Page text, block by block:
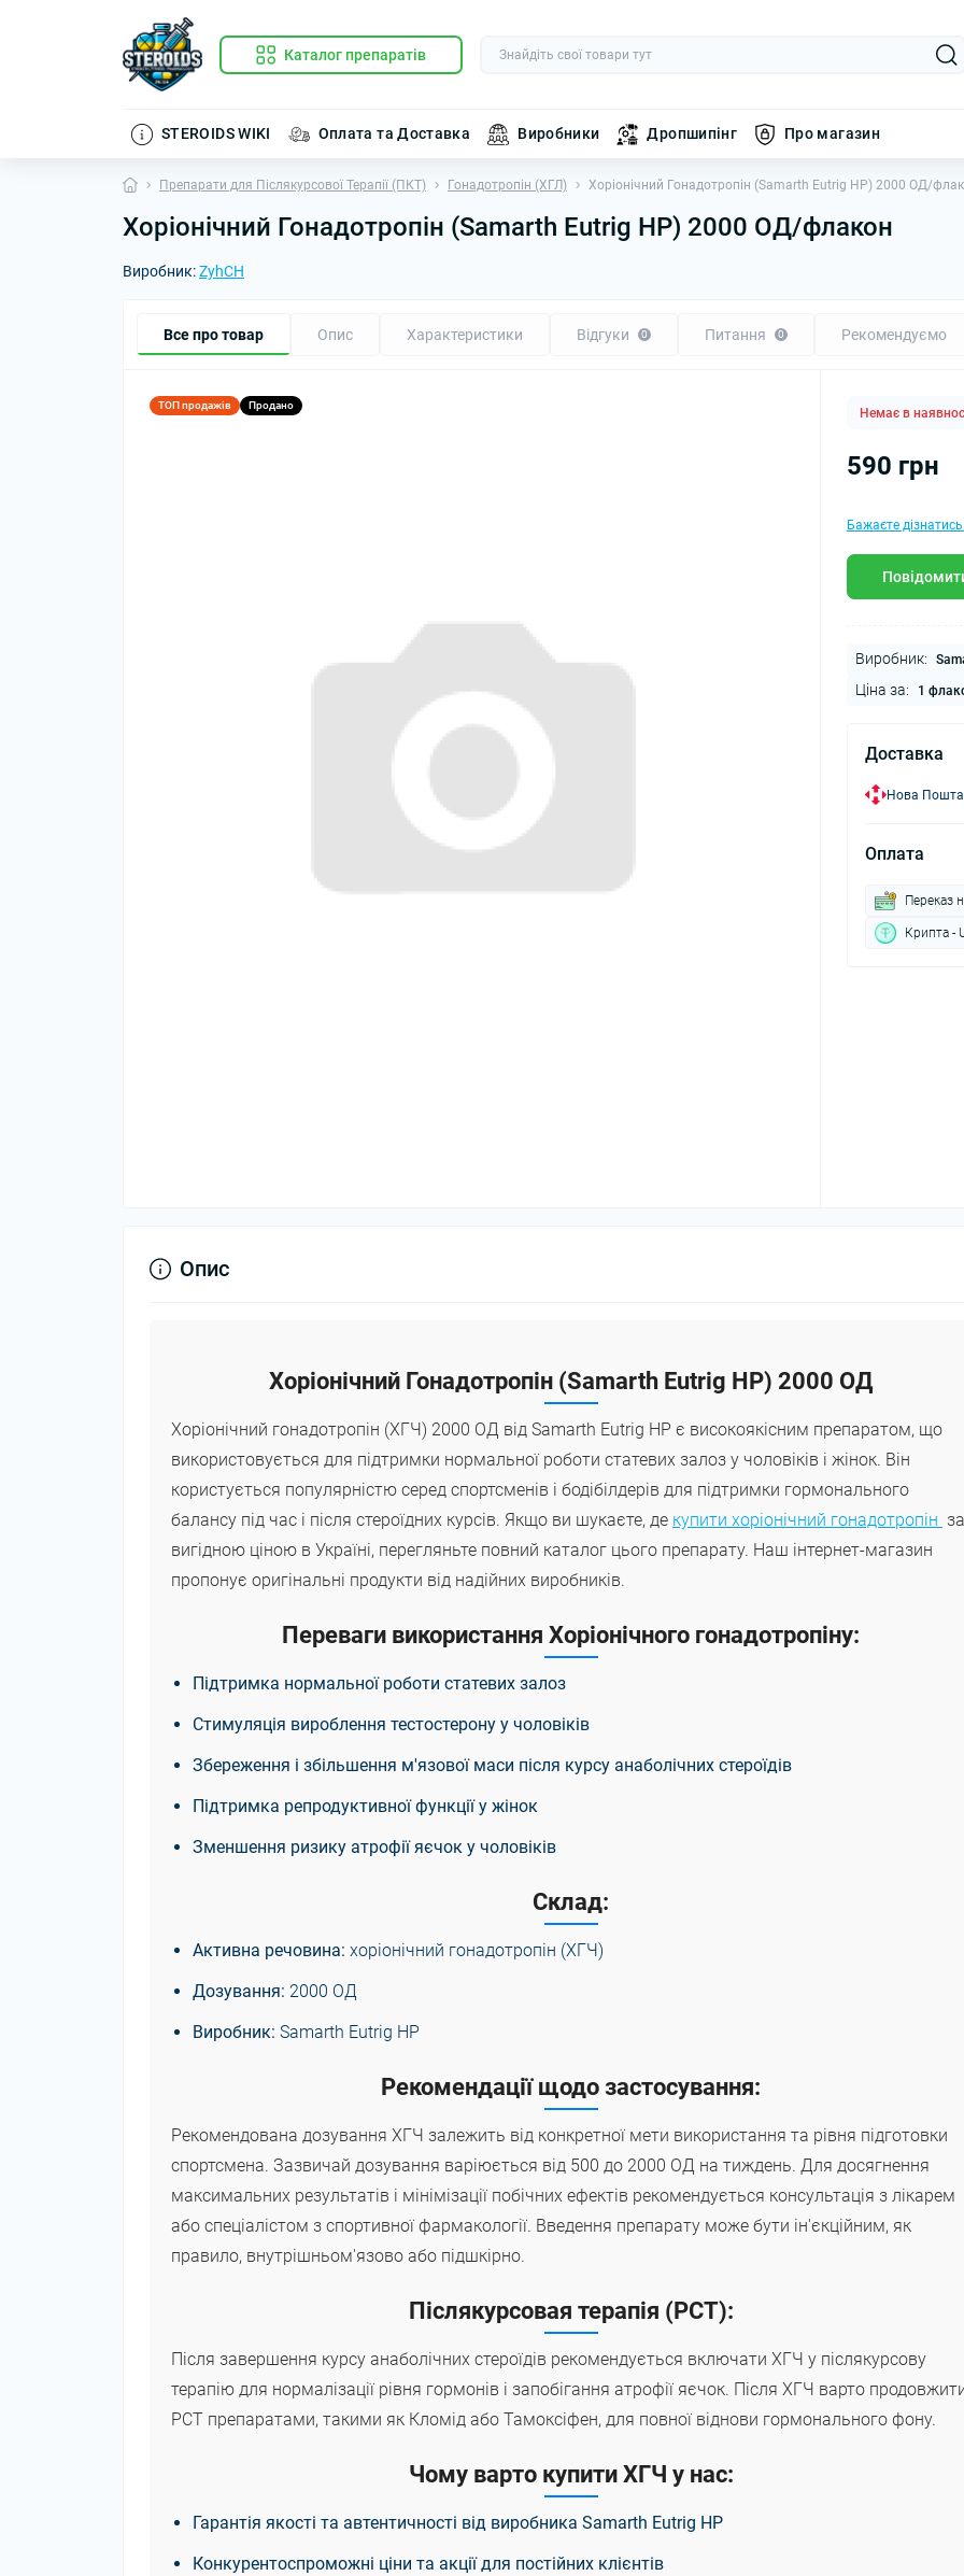
Каталог препаратів
STEROIDS WIKI Оплата та Доставка Виробники Дропшипінг Про магазин
Препарати для Післякурсової Терапії (ПКТ) Гонадотропін (ХГЛ) Хоріонічний Гонадотропін (Samarth Еutrig HP) 2000 ОД/
Хоріонічний Гонадотропін (Samarth Еutrig HP) 2000 ОД/флакон
Виробник:ZyhCH
Все про товар Опис Характеристики Відгуки 0 Питання 0 Рекомендуємо
ТОП продажів Продано Немає в
590 грн
Бажаєте
Виробник:
Ціна за: 1
Доставка
Нова Пошта
Оплата
Переказ
Крипта -
Опис
Хоріонічний Гонадотропін (Samarth Еutrig HP) 2000 ОД
Хоріонічний гонадотропін (ХГЧ) 2000 ОД від Samarth Еutrig HP є високоякісним препаратом, що
використовується для підтримки нормальної роботи статевих залоз у чоловіків і жінок. Він
користується популярністю серед спортсменів і бодібілдерів для підтримки гормонального
балансу під час і після стероїдних курсів. Якщо ви шукаєте, де купити хоріонічний гонадотропін за
вигідною ціною в Україні, перегляньте повний каталог цього препарату. Наш інтернет-магазин
пропонує оригінальні продукти від надійних виробників.
Переваги використання Хоріонічного гонадотропіну:
Підтримка нормальної роботи статевих залоз
Стимуляція вироблення тестостерону у чоловіків
Збереження і збільшення м'язової маси після курсу анаболічних стероїдів
Підтримка репродуктивної функції у жінок
Зменшення ризику атрофії яєчок у чоловіків
Склад:
Активна речовина: хоріонічний гонадотропін (ХГЧ)
Дозування: 2000 ОД
Виробник: Samarth Еutrig HP
Рекомендації щодо застосування:
Рекомендована дозування ХГЧ залежить від конкретної мети використання та рівня підготовки
спортсмена. Зазвичай дозування варіюється від 500 до 2000 ОД на тиждень. Для досягнення
максимальних результатів і мінімізації побічних ефектів рекомендується консультація з лікарем
або спеціалістом з спортивної фармакології. Введення препарату може бути ін'єкційним, як
правило, внутрішньом'язово або підшкірно.
Післякурсовая терапія (PCT):
Після завершення курсу анаболічних стероїдів рекомендується включати ХГЧ у післякурсову
терапію для нормалізації рівня гормонів і запобігання атрофії яєчок. Після ХГЧ варто
PCT препаратами, такими як Кломід або Тамоксіфен, для повної віднови гормонального фону.
Чому варто купити ХГЧ у нас:
Гарантія якості та автентичності від виробника Samarth Еutrig HP
Конкурентоспроможні ціни та акції для постійних клієнтів